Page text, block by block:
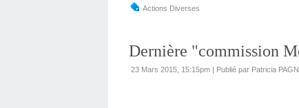
Actions Diverses
Dernière "commission
23 Mars 2015, 15:15pm | Publié par Patricia